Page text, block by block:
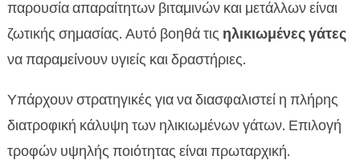
παρουσία απαραίτητων βιταμινών και μετάλλων είναι
ζωτικής σημασίας. Αυτό βοηθά τις ηλικιωμένες γάτες
να παραμείνουν υγιείς και δραστήριες.
Υπάρχουν στρατηγικές για να διασφαλιστεί η πλήρης
διατροφική κάλυψη των ηλικιωμένων γάτων. Επιλογή
τροφών υψηλής ποιότητας είναι πρωταρχική.